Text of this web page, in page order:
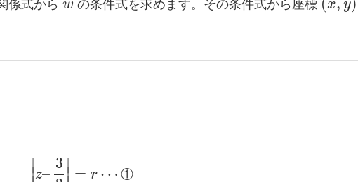
係式から w の条件式を求めます。その条件式から座標 x y
∣∣z–
3 ∣∣ = r ⋯ ①